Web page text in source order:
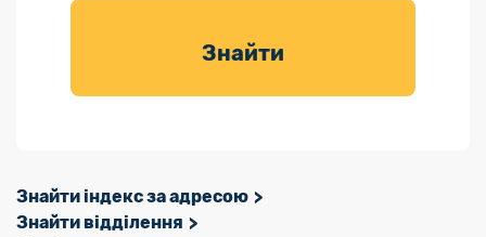
товарів для
Знайти
Знайти індекс за адресою
Знайти відділення